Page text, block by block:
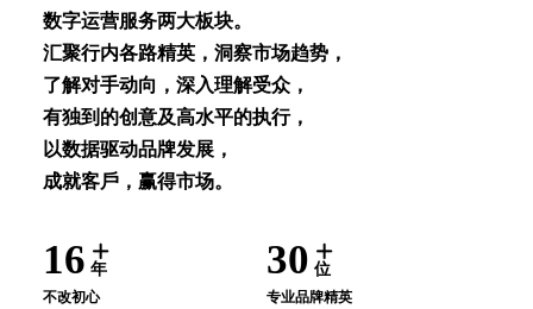
数字运营服务两⼤板块。
汇聚⾏内各路精英，洞察市场趋势，
了解对⼿动向，深⼊理解受众，
有独到的创意及⾼⽔平的执⾏，
以数据驱动品牌发展，
成就客⼾，赢得市场。
16 年
不改初⼼
30 位
专业品牌精英